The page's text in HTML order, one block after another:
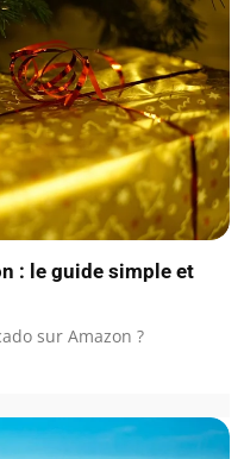
: le guide simple et
sur Amazon ?